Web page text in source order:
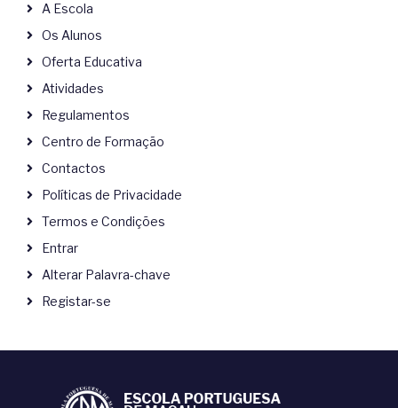
A Escola
Os Alunos
Oferta Educativa
Atividades
Regulamentos
Centro de Formação
Contactos
Políticas de Privacidade
Termos e Condições
Entrar
Alterar Palavra-chave
Registar-se